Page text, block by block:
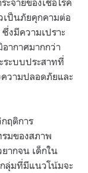
เป็นภัยคุกคามต่อ
งมีความเปราะ
ากาศมากกว่า
ระบบประสาทที่
วามปลอดภัยและ
ฤติการ
มของสภาพ
ากจน เด็กใน
ลุ่มที่มีแนวโน้มจะ